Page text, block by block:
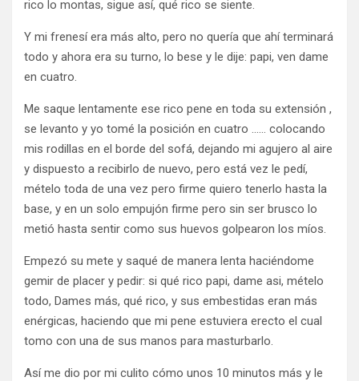
rico lo montas, sigue así, qué rico se siente.
Y mi frenesí era más alto, pero no quería que ahí terminará
todo y ahora era su turno, lo bese y le dije: papi, ven dame
en cuatro.
Me saque lentamente ese rico pene en toda su extensión ,
se levanto y yo tomé la posición en cuatro …… colocando
mis rodillas en el borde del sofá, dejando mi agujero al aire
y dispuesto a recibirlo de nuevo, pero está vez le pedí,
mételo toda de una vez pero firme quiero tenerlo hasta la
base, y en un solo empujón firme pero sin ser brusco lo
metió hasta sentir como sus huevos golpearon los míos.
Empezó su mete y saqué de manera lenta haciéndome
gemir de placer y pedir: si qué rico papi, dame asi, mételo
todo, Dames más, qué rico, y sus embestidas eran más
enérgicas, haciendo que mi pene estuviera erecto el cual
tomo con una de sus manos para masturbarlo.
Así me dio por mi culito cómo unos 10 minutos más y le